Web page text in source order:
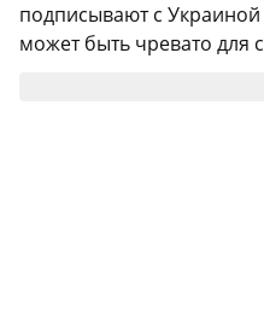
подписывают с
может быть чревато для